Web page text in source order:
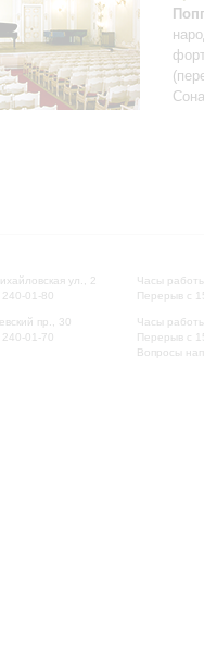
ул., 2
01-80
пр., 30
01-70
Часы
Перерыв с
Часы
Перерыв с
Вопросы